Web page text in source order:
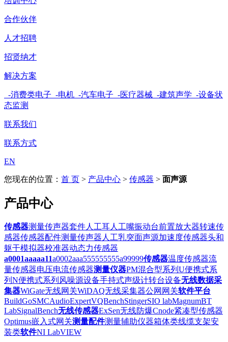
合作伙伴
人才招聘
招贤纳才
解决方案
-消费类电子 -电机 -汽车电子 -医疗器械 -建筑声学 -设备状
态监测
联系我们
联系方式
EN
您现在的位置： 首 页 > 产品中心 > 传感器 > 面声源
产品中心
传感器测量传声器套件人工耳人工嘴振动台前置放大器转速传
感器传感器配件测量传声器 人工乳突面声源加速度传感器头和
躯干模拟器校准器动态力传感器
a0001aaaaa11a0002aaa555555555a99999传感器温度传感器流
量传感器电压电流传感器测量仪器PM混合型系列 U便携式系
列 N便携式系列 风噪源设备手持式声级计转台设备无线数据采
集器WiGate无线网关WiDAQ无线采集器公网网关软件平台
BuildGoSMCAudioExpertVQBenchStingerSIO labMagnumBT
LabSignalBench无线传感器ExSen无线防爆Cnode紧凑型传感器
Optimus嵌入式网关测量配件测量辅助仪器箱体类线缆支架安
装类软件NI LabVIEW